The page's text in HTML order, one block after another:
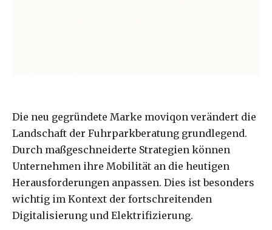
Die neu gegründete Marke moviqon verändert die
Landschaft der Fuhrparkberatung grundlegend.
Durch maßgeschneiderte Strategien können
Unternehmen ihre Mobilität an die heutigen
Herausforderungen anpassen. Dies ist besonders
wichtig im Kontext der fortschreitenden
Digitalisierung und Elektrifizierung.